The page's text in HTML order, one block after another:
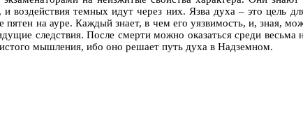
воздействия темных идут через них. Язва духа – это цель
на ауре. Каждый знает, в чем его уязвимость, и, зная,
следствия. После смерти можно оказаться среди
мышления, ибо оно решает путь духа в Надземном.